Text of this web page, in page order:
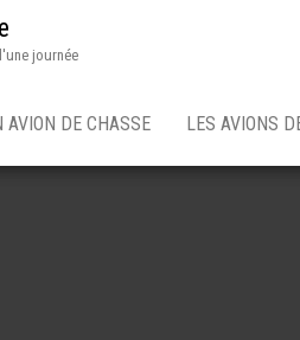
journée
DE CHASSE LES AVIONS